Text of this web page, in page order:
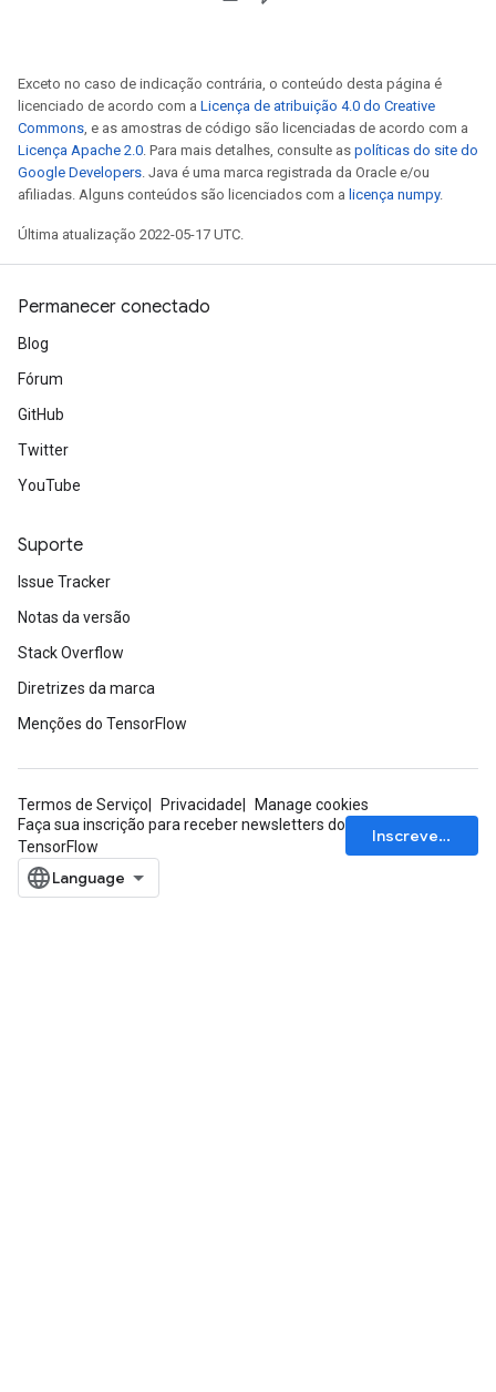
Exceto no caso de indicação contrária, o conteúdo desta página é
licenciado de acordo com a Licença de atribuição 4.0 do Creative
Commons, e as amostras de código são licenciadas de acordo com a
Licença Apache 2.0. Para mais detalhes, consulte as políticas do site do
Google Developers. Java é uma marca registrada da Oracle e/ou
afiliadas. Alguns conteúdos são licenciados com a licença numpy.
Última atualização 2022-05-17 UTC.
Permanecer conectado
Blog
Fórum
GitHub
Twitter
YouTube
Suporte
Issue Tracker
Notas da versão
Stack Overflow
Diretrizes da marca
Menções do TensorFlow
Termos de Serviço Privacidade
Manage cookies
Faça sua inscrição para receber newsletters do
TensorFlow
Inscrever-se